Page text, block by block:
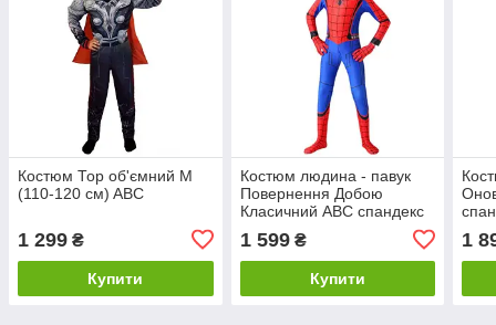
Костюм Тор об'ємний M
(110-120 см) ABC
1 299 ₴
Купити
Костюм людина - павук
Повернення Добою
Класичний ABC спандекс
1 599₴
Купити
1